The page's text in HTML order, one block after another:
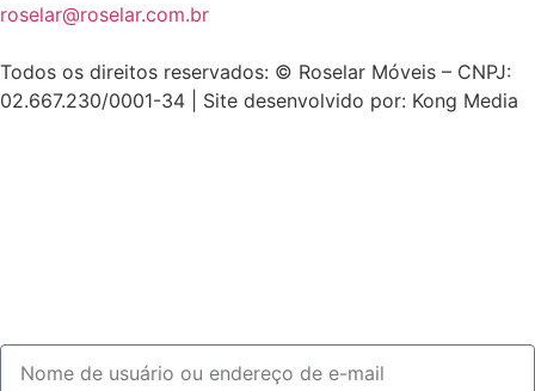
roselar@roselar.com.br
Todos os direitos reservados: © Roselar Móveis – CNPJ:
02.667.230/0001-34 | Site desenvolvido por: Kong Media